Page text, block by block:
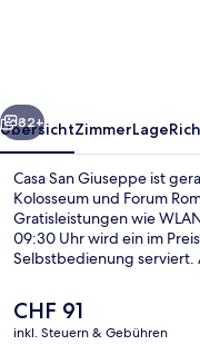
Weiter
82+
ÜbersichtZimmerLage
Casa San Giuseppe ist
Kolosseum und Forum
Gratisleistungen wie
09:30 Uhr wird ein im
Selbstbedienung serviert.
Reisende haben viel
berichten. Die Unterkunft
öffentlichen
Der
aktuelle
CHF 91
inkl. Steuern & Gebühren